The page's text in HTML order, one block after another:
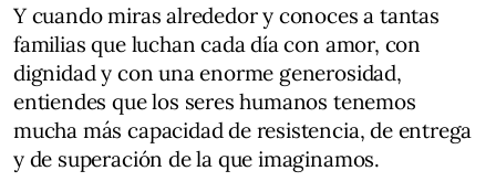
Y cuando miras alrededor y conoces a tantas
familias que luchan cada día con amor, con
dignidad y con una enorme generosidad,
entiendes que los seres humanos tenemos
mucha más capacidad de resistencia, de entrega
y de superación de la que imaginamos.